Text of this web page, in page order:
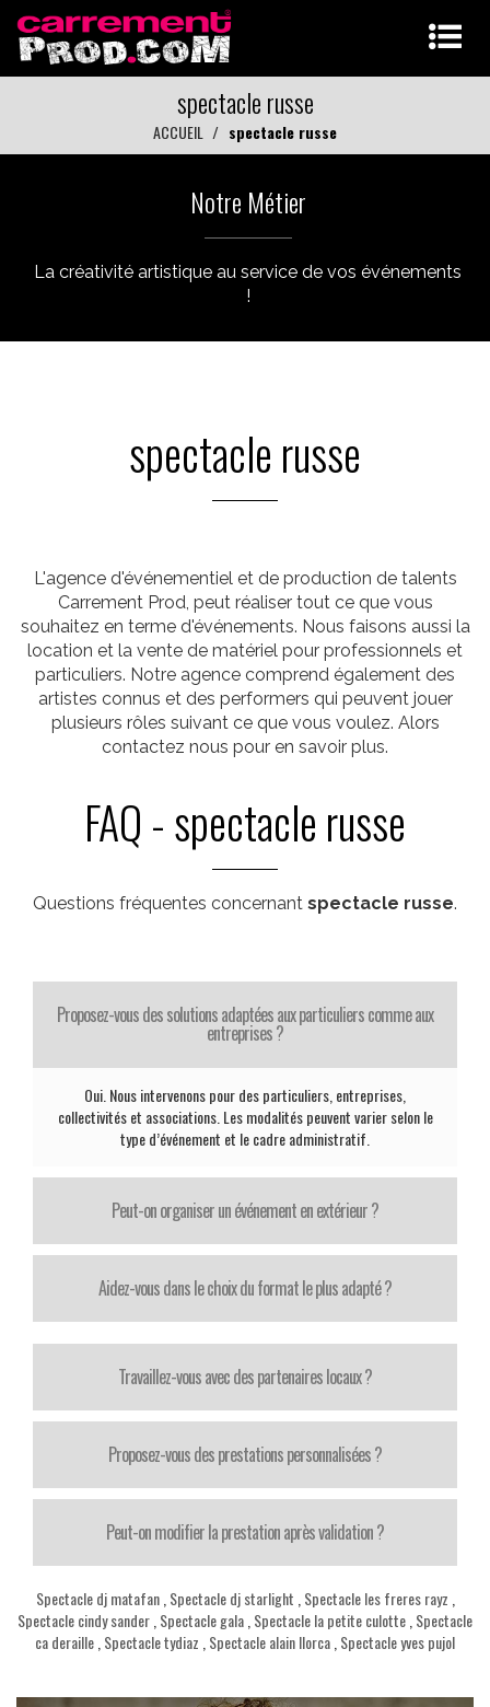
spectacle russe
ACCUEIL spectacle russe
Notre Métier
La créativité artistique au service de vos événements
!
spectacle russe
L'agence d'événementiel et de production de talents
Carrement Prod, peut réaliser tout ce que vous
souhaitez en terme d'événements. Nous faisons aussi la
location et la vente de matériel pour professionnels et
particuliers. Notre agence comprend également des
artistes connus et des performers qui peuvent jouer
plusieurs rôles suivant ce que vous voulez. Alors
contactez nous pour en savoir plus.
FAQ - spectacle russe
Questions fréquentes concernant spectacle russe.
Proposez-vous des solutions adaptées aux particuliers comme aux
entreprises ?
Oui. Nous intervenons pour des particuliers, entreprises,
collectivités et associations. Les modalités peuvent varier selon le
type d’événement et le cadre administratif.
Peut-on organiser un événement en extérieur ?
Aidez-vous dans le choix du format le plus adapté ?
Travaillez-vous avec des partenaires locaux ?
Proposez-vous des prestations personnalisées ?
Peut-on modifier la prestation après validation ?
Spectacle dj matafan, Spectacle dj starlight Spectacle les freres rayz
Spectacle cindy sander Spectacle gala Spectacle la petite culotte Spectacle
ca deraille Spectacle tydiaz Spectacle alain llorca Spectacle yves pujol